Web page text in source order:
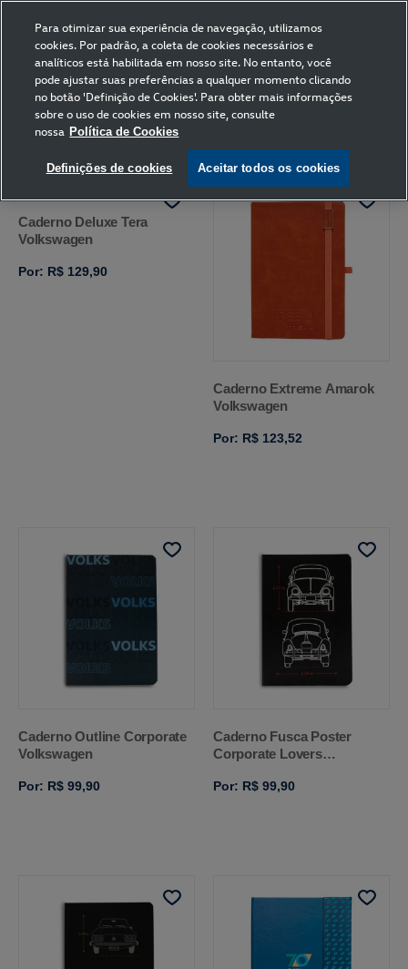
Home Volkswagen Papelaria Caderno
FILTRAR
Caderno Deluxe Tera
Volkswagen
Por: R$ 129,90
Caderno Extreme Amarok
Volkswagen
Por: R$ 123,52
Caderno Outline Corporate
Volkswagen
Por: R$ 99,90
Caderno Fusca Poster
Corporate Lovers
Por: R$ 99,90
Para otimizar sua experiência de navegação, utilizamos
cookies. Por padrão, a coleta de cookies necessários e
analíticos está habilitada em nosso site. No entanto, você
pode ajustar suas preferências a qualquer momento clicando
no botão 'Definição de Cookies'. Para obter mais informações
sobre o uso de cookies em nosso site, consulte
nossa Política de Cookies
Definições de cookies Aceitar todos os cookies